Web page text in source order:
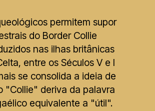
permitem supor
do Border Collie
nas ilhas britânicas
entre os Séculos V e I
se consolida a ideia de
"Collie" deriva da palavra
equivalente a "útil".